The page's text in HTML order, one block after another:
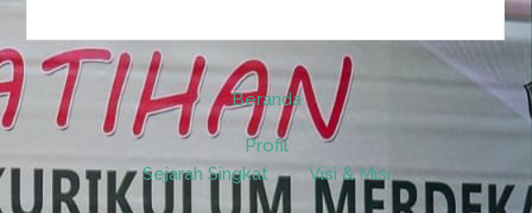
Beranda
Profil
Sejarah Singkat
Visi & Misi